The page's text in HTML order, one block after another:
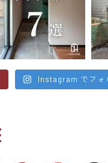
Instagram でフォ